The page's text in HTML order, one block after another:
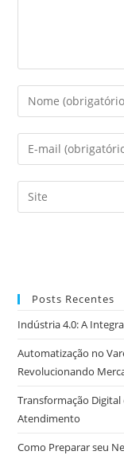
Posts Recentes
Indústria 4.0: A
Automatização no
Revolucionando
Transformação
Atendimento
Como Preparar seu